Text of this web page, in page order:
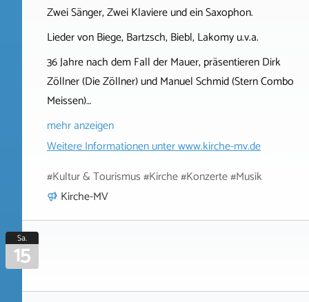
Zwei Sänger, Zwei Klaviere und ein Saxophon.
Lieder von Biege, Bartzsch, Biebl, Lakomy u.v.a.
36 Jahre nach dem Fall der Mauer, präsentieren Dirk
Zöllner (Die Zöllner) und Manuel Schmid (Stern Combo
Meissen)…
mehr anzeigen
Weitere Informationen unterwww.kirche-mv.de
#Kultur & Tourismus #Kirche #Konzerte #Musik
Kirche-MV
Sa.
15